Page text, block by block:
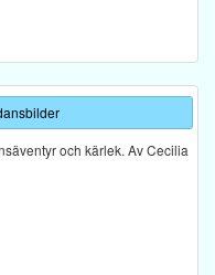
och kärlek. Av Cecilia